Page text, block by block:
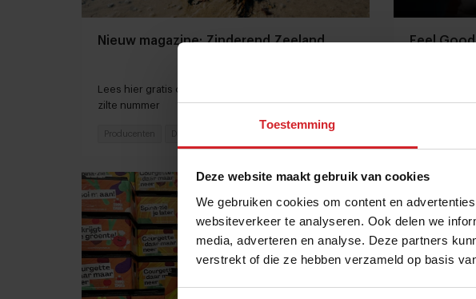
Toestemming
Deze website maakt gebruik van cookies
We gebruiken cookies om content en
websiteverkeer te analyseren. Ook delen we
media, adverteren en analyse. Deze partners
verstrekt of die ze hebben verzameld op basis
Nieuw magazine: Zinderend Zeeland
Lees hier gratis ons nieuwste digitale magazine: het
zilte nummer
Producenten
Feel
zijn voor